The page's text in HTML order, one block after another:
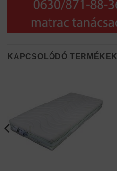
KAPCSOLÓDÓ TERMÉKEK